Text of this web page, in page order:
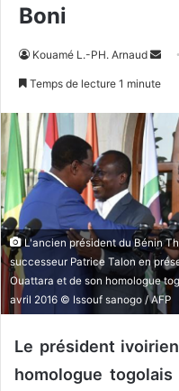
Boni
Kouamé L.-PH. Arnaud
y
e
r
u
n
c
o
u
r
e
Temps de lecture 1 minute
L'ancien président du Bénin
successeur Patrice Talon en
Ouattara et de son homologue
avril 2016 © Issouf sanogo / AFP
Le président
homologue